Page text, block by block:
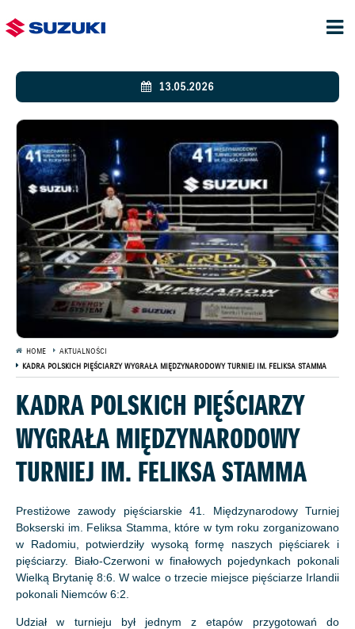
13.05.2026
HOME
AKTUALNOŚCI
KADRA POLSKICH PIĘŚCIARZY WYGRAŁA MIĘDZYNARODOWY TURNIEJ IM. FELIKSA STAMMA
KADRA POLSKICH PIĘŚCIARZY
WYGRAŁA MIĘDZYNARODOWY
TURNIEJ IM. FELIKSA STAMMA
Prestiżowe zawody pięściarskie 41. Międzynarodowy Turniej
Bokserski im. Feliksa Stamma, które w tym roku zorganizowano
w Radomiu, potwierdziły wysoką formę naszych pięściarek i
pięściarzy. Biało-Czerwoni w finałowych pojedynkach pokonali
Wielką Brytanię 8:6. W walce o trzecie miejsce pięściarze Irlandii
pokonali Niemców 6:2.
Udział w turnieju był jednym z etapów przygotowań do